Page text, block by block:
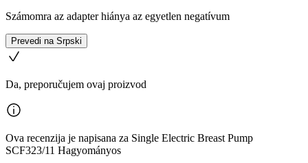
Számomra az adapter hiánya az egyetlen negatívum
Prevedi na Srpski
Da, preporučujem ovaj proizvod
Ova recenzija je napisana za Single Electric Breast Pump
SCF323/11 Hagyományos